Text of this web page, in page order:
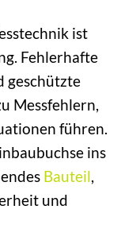
ist
Fehlerhafte
geschützte
Messfehlern,
führen.
ins
Bauteil,
und